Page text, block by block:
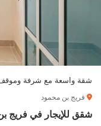
شقة واسعة مع شرفة
فريج بن محمود
شقق للإيجار في فريج